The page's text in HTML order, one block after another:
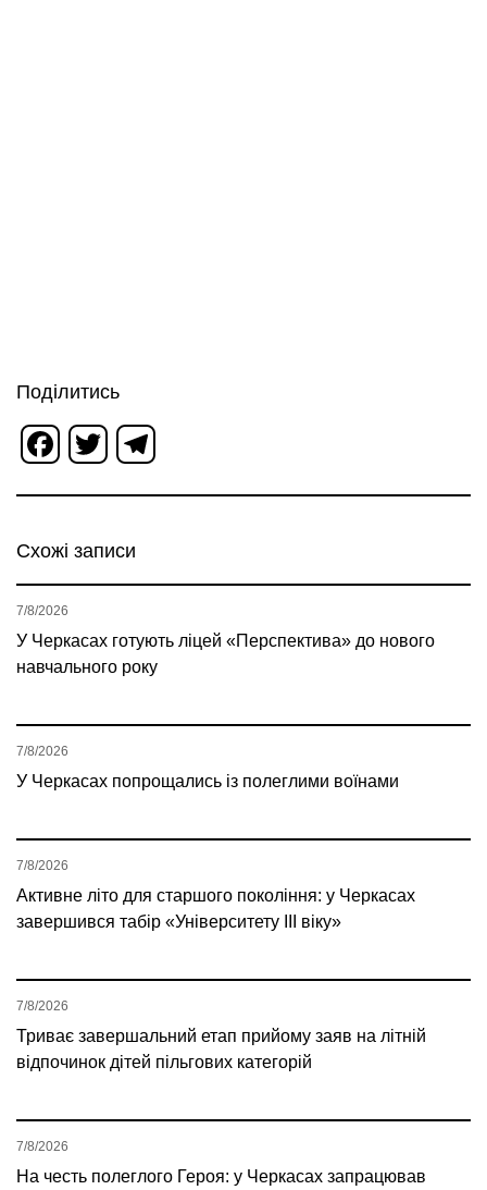
Поділитись
Facebook
Twitter
Схожі записи
У Черкасах готують ліцей «Перспектива» до нового
навчального року
7/8/2026
У Черкасах попрощались із полеглими воїнами
7/8/2026
Активне літо для старшого покоління: у Черкасах
завершився табір «Університету ІІІ віку»
7/8/2026
Триває завершальний етап прийому заяв на літній
відпочинок дітей пільгових категорій
7/8/2026
На честь полеглого Героя: у Черкасах запрацював
7/8/2026